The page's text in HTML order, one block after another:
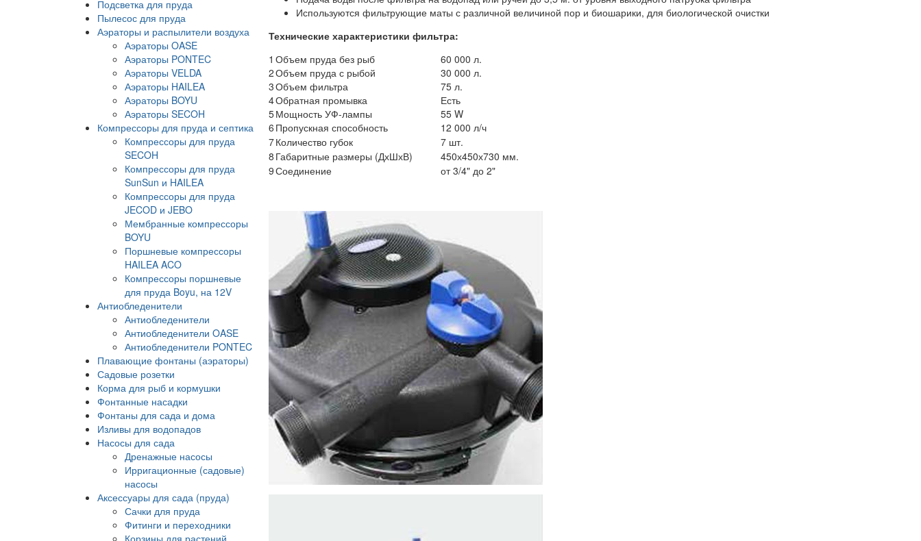
Подсветка для пруда
Пылесос для пруда
Аэраторы и распылители воздуха
Аэраторы OASE
Аэраторы PONTEC
Аэраторы VELDA
Аэраторы HAILEA
Аэраторы BOYU
Аэраторы SECOH
Компрессоры для пруда и септика
Компрессоры для пруда
SECOH
Компрессоры для пруда
SunSun и HAILEA
Компрессоры для пруда
JECOD и JEBO
Мембранные компрессоры
BOYU
Поршневые компрессоры
HAILEA ACO
Компрессоры поршневые
для пруда Boyu, на 12V
Антиобледенители
Антиобледенители
Антиобледенители OASE
Антиобледенители PONTEC
Плавающие фонтаны (аэраторы)
Садовые розетки
Корма для рыб и кормушки
Фонтанные насадки
Фонтаны для сада и дома
Изливы для водопадов
Насосы для сада
Дренажные насосы
Ирригационные (садовые)
насосы
Аксессуары для сада (пруда)
Сачки для пруда
Фитинги и переходники
Корзины для растений
Используются фильтрующие маты с различной величиной пор и биошарики, для биологической очистки
Технические характеристики фильтра:
1 Объем пруда без рыб
60 000 л.
2Объем пруда с рыбой
30 000 л.
3Объем фильтра
75 л.
4Обратная промывка
Есть
5Мощность УФ-лампы
55 W
6 Пропускная способность
12 000 л/ч
7Количество губок
7 шт.
8 Габаритные размеры (ДхШхВ)
450х450х730 мм.
9Соединение от 3/4" до 2"